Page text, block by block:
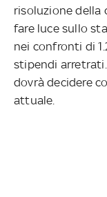
risoluzione della
fare luce sullo
nei confronti di
stipendi
dovrà decidere
attuale.